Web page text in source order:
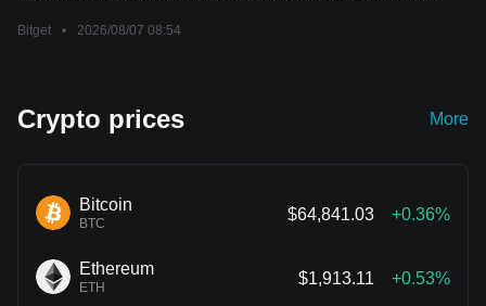
Bitget • 2026/08/07 08:54
Crypto prices More
Bitcoin
BTC
$64,841.03 +0.36%
Ethereum
ETH
$1,913.11 +0.53%